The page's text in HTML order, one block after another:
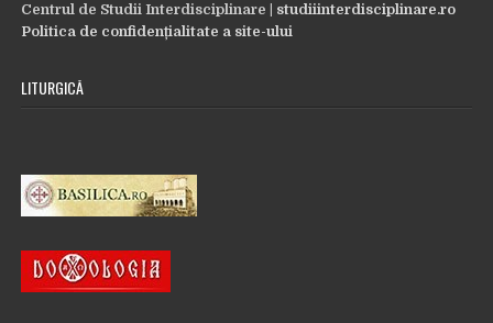
Centrul de Studii Interdisciplinare | studiiinterdisciplinare.ro
Politica de confidențialitate a site-ului
LITURGICĂ